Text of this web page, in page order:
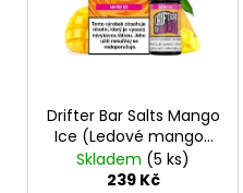
Drifter Bar Salts Mango
Ice (Ledové mango)
10ml 20mg
Skladem (5 ks)
239 Kč